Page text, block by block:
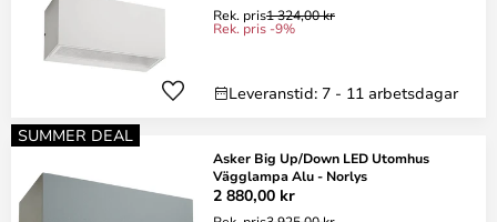
Rek. pris1 324,00 kr
Rek. pris -9%
Leveranstid: 7 - 11 arbetsdagar
SUMMER DEAL
Asker Big Up/Down LED Utomhus
Vägglampa Alu - Norlys
2 880,00 kr